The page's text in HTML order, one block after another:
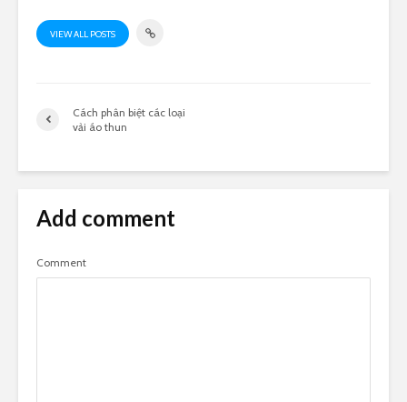
VIEW ALL POSTS
Cách phân biệt các loại
vải áo thun
Add comment
Comment